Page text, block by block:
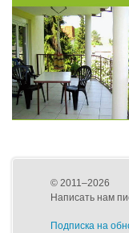
© 2011–2026
Написать нам
Подписка на